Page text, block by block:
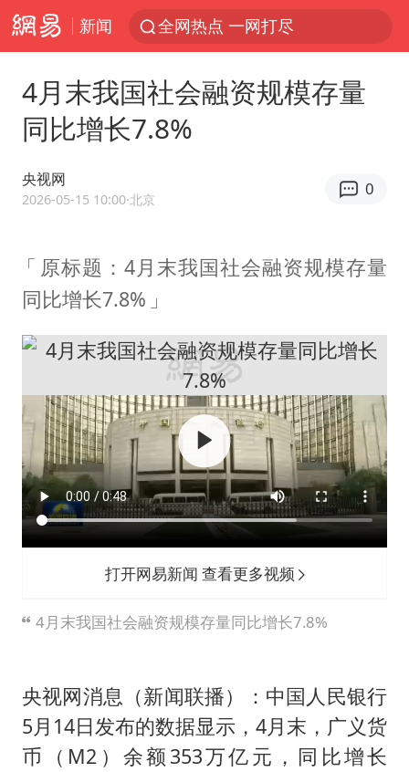
新闻 全网热点 一网打尽
4月末我国社会融资规模存量
同比增长7.8%
央视网
2026-05-15 10:00·北京
0
原标题：4月末我国社会融资规模存量
同比增长7.8%
打开网易新闻 查看更多视频
4月末我国社会融资规模存量同比增长7.8%
央视网消息（新闻联播）：中国人民银行
5月14日发布的数据显示，4月末，广义货
币（M2）余额353万亿元，同比增长